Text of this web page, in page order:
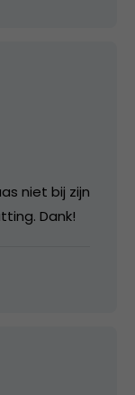
niet bij zijn
Dank!